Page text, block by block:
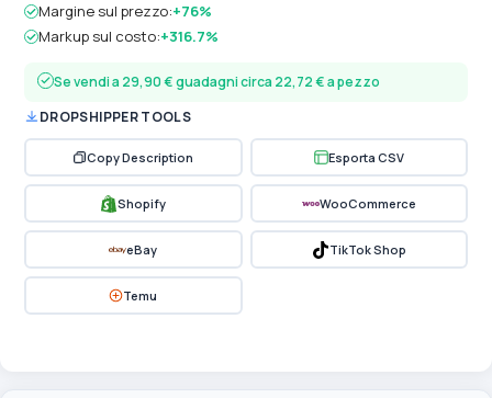
Margine sul prezzo:+76%
Markup sul costo:+316.7%
Se vendi a 29,90 € guadagni circa 22,72 € a pezzo
DROPSHIPPER TOOLS
Copy Description Esporta CSV
Shopify WooCommerce
eBay TikTok Shop
Temu